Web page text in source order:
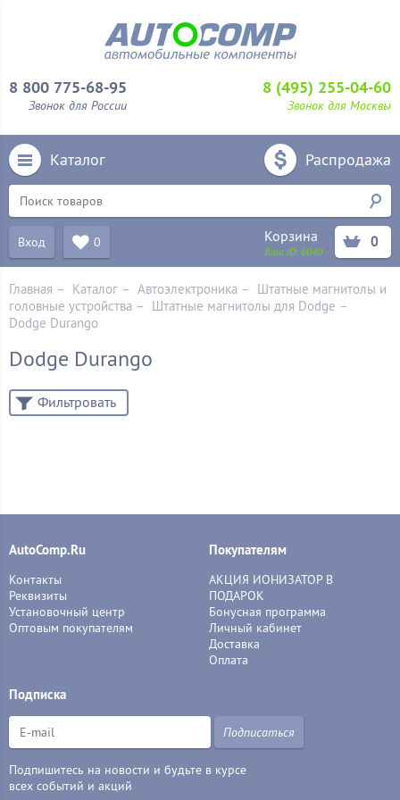
8 800 775-68-95
Звонок для России
8 (495) 255-04-60
Звонок для Москвы
Каталог Распродажа
Вход 0 Корзина
Ваш ID:6040
0
Главная – Каталог – Автоэлектроника – Штатные магнитолы и
головные устройства – Штатные магнитолы для Dodge –
Dodge Durango
Dodge Durango
Фильтровать
AutoComp.Ru
Контакты
Реквизиты
Установочный центр
Оптовым покупателям
Покупателям
АКЦИЯ ИОНИЗАТОР В
ПОДАРОК
Бонусная программа
Личный кабинет
Доставка
Оплата
Подписка
Подписаться
Подпишитесь на новости и будьте в курсе
всех событий и акций